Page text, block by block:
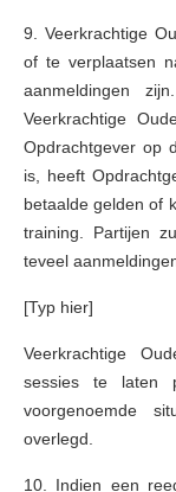
9. Veerkrachtige
of te verplaatsen
aanmeldingen
Veerkrachtige
Opdrachtgever op
is, heeft
betaalde gelden of
training. Partijen
teveel
[Typ hier]
Veerkrachtige
sessies te laten
voorgenoemde
overlegd.
10. Indien een